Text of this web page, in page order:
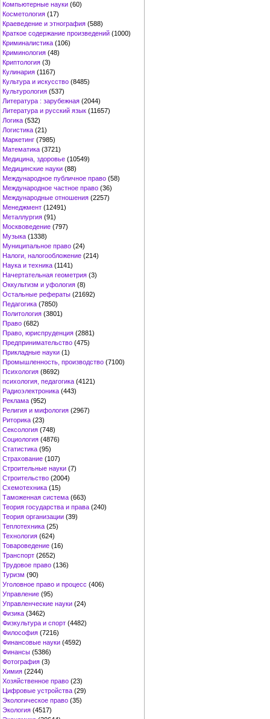
Компьютерные науки (60)
Косметология (17)
Краеведение и этнография (588)
Краткое содержание произведений (1000)
Криминалистика (106)
Криминология (48)
Криптология (3)
Кулинария (1167)
Культура и искусство (8485)
Культурология (537)
Литература : зарубежная (2044)
Литература и русский язык (11657)
Логика (532)
Логистика (21)
Маркетинг (7985)
Математика (3721)
Медицина, здоровье (10549)
Медицинские науки (88)
Международное публичное право (58)
Международное частное право (36)
Международные отношения (2257)
Менеджмент (12491)
Металлургия (91)
Москвоведение (797)
Музыка (1338)
Муниципальное право (24)
Налоги, налогообложение (214)
Наука и техника (1141)
Начертательная геометрия (3)
Оккультизм и уфология (8)
Остальные рефераты (21692)
Педагогика (7850)
Политология (3801)
Право (682)
Право, юриспруденция (2881)
Предпринимательство (475)
Прикладные науки (1)
Промышленность, производство (7100)
Психология (8692)
психология, педагогика (4121)
Радиоэлектроника (443)
Реклама (952)
Религия и мифология (2967)
Риторика (23)
Сексология (748)
Социология (4876)
Статистика (95)
Страхование (107)
Строительные науки (7)
Строительство (2004)
Схемотехника (15)
Таможенная система (663)
Теория государства и права (240)
Теория организации (39)
Теплотехника (25)
Технология (624)
Товароведение (16)
Транспорт (2652)
Трудовое право (136)
Туризм (90)
Уголовное право и процесс (406)
Управление (95)
Управленческие науки (24)
Физика (3462)
Физкультура и спорт (4482)
Философия (7216)
Финансовые науки (4592)
Финансы (5386)
Фотография (3)
Химия (2244)
Хозяйственное право (23)
Цифровые устройства (29)
Экологическое право (35)
Экология (4517)